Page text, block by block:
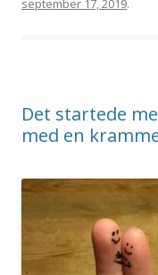
september 17, 2019.
Det startede
med en